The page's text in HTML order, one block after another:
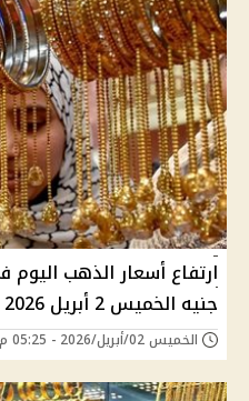
جنيه الخميس 2 أبريل 2026
الخميس 02/أبريل/2026 - 05:25 م